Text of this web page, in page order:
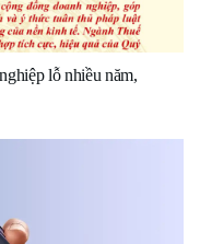
lỗ nhiều năm,